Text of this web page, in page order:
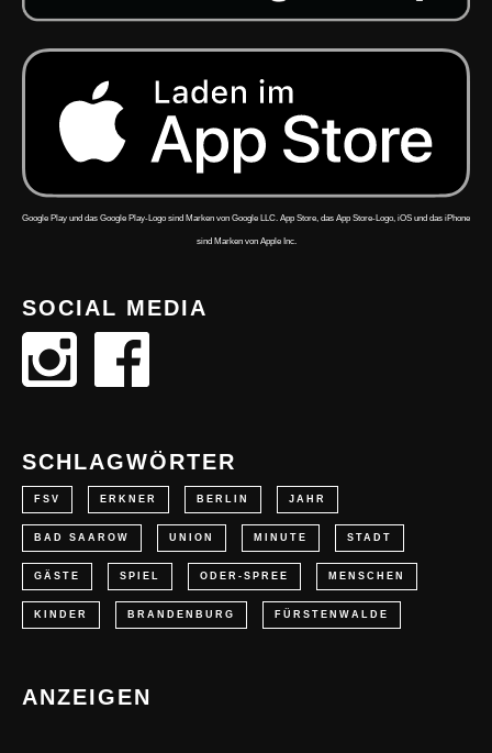
Google Play und das Google Play-Logo sind Marken von Google LLC. App Store, das App Store-Logo, iOS und das iPhone
sind Marken von Apple Inc.
SOCIAL MEDIA
SCHLAGWÖRTER
FSV ERKNER BERLIN JAHR
BAD SAAROW UNION MINUTE STADT
GÄSTE SPIEL ODER-SPREE MENSCHEN
KINDER BRANDENBURG FÜRSTENWALDE
ANZEIGEN